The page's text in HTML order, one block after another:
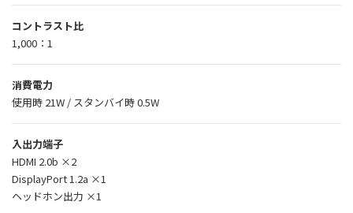
コントラスト比
1,000：1
消費電力
使用時 21W / スタンバイ時 0.5W
入出力端子
HDMI 2.0b ×2
DisplayPort 1.2a ×1
ヘッドホン出力 ×1